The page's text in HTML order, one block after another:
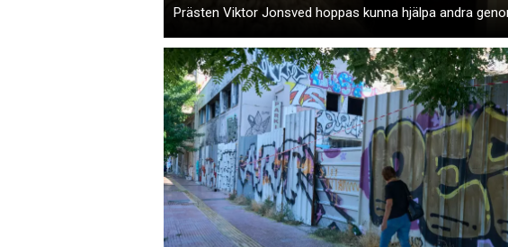
Prästen Viktor Jonsved hoppas kunna hjälpa andra